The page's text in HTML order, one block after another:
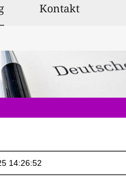
ausgewählt
Kontakt